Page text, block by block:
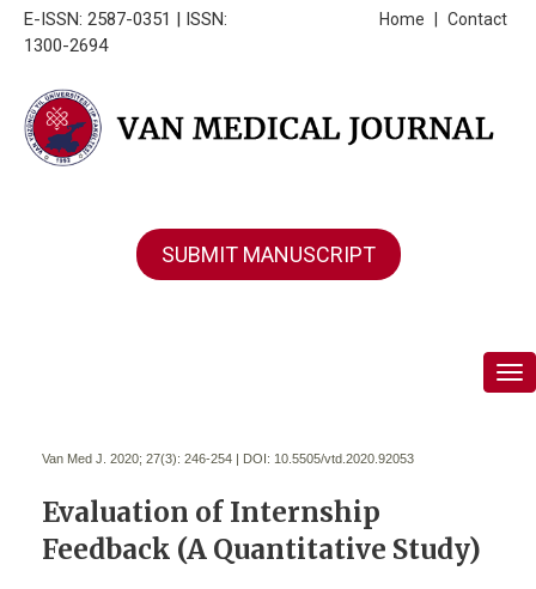
E-ISSN: 2587-0351 | ISSN:
1300-2694
Contact
Home
SUBMIT MANUSCRIPT
Van Med J. 2020; 27(3): 246-254 | DOI: 10.5505/vtd.2020.92053
Evaluation of Internship
Feedback (A Quantitative Study)